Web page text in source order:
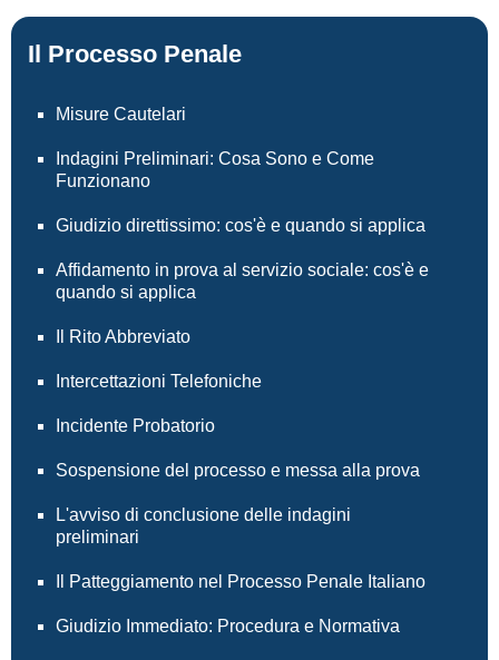
Il Processo Penale
Misure Cautelari
Indagini Preliminari: Cosa Sono e Come
Funzionano
Giudizio direttissimo: cos'è e quando si applica
Affidamento in prova al servizio sociale: cos'è e
quando si applica
Il Rito Abbreviato
Intercettazioni Telefoniche
Incidente Probatorio
Sospensione del processo e messa alla prova
L'avviso di conclusione delle indagini
preliminari
Il Patteggiamento nel Processo Penale Italiano
Giudizio Immediato: Procedura e Normativa